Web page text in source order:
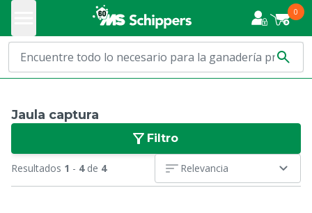
0
Jaula captura
Filtro
Resultados 1 - 4de 4 Relevancia